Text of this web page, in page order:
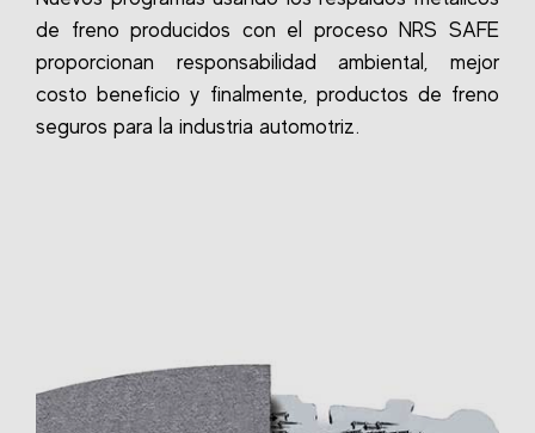
de freno producidos con el proceso NRS SAFE
proporcionan responsabilidad ambiental, mejor
costo beneficio y finalmente, productos de freno
seguros para la industria automotriz.